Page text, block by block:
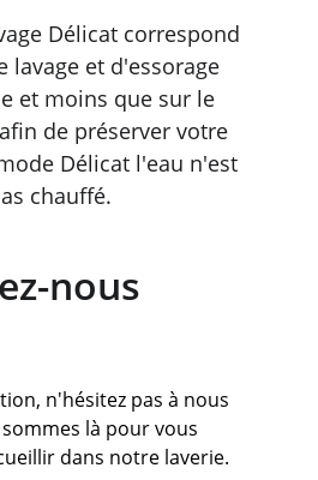
Délicat correspond
lavage et d'essorage
et moins que sur le
de préserver votre
Délicat l'eau n'est
chauffé.
nous
n'hésitez pas à nous
là pour vous
dans notre laverie.